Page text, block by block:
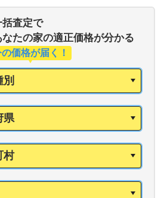
括査定で
なたの家の適正価格が分かる
価格が届く！